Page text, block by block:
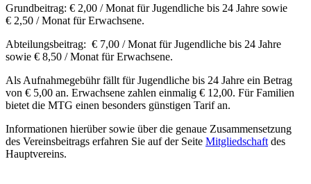
Grundbeitrag: € 2,00 / Monat für Jugendliche bis 24 Jahre sowie
€ 2,50 / Monat für Erwachsene.
Abteilungsbeitrag: € 7,00 / Monat für Jugendliche bis 24 Jahre
sowie € 8,50 / Monat für Erwachsene.
Als Aufnahmegebühr fällt für Jugendliche bis 24 Jahre ein Betrag
von € 5,00 an. Erwachsene zahlen einmalig € 12,00. Für Familien
bietet die MTG einen besonders günstigen Tarif an.
Informationen hierüber sowie über die genaue Zusammensetzung
des Vereinsbeitrags erfahren Sie auf der Seite Mitgliedschaft des
Hauptvereins.